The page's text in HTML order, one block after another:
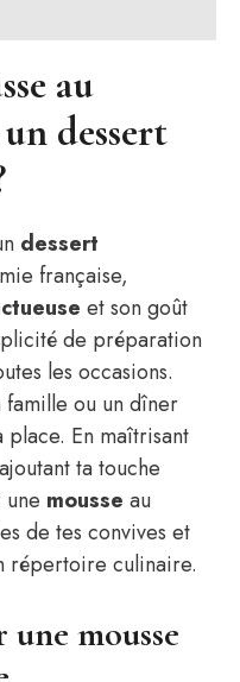
au
dessert
dessert
française,
et son goût
de préparation
les occasions.
ou un dîner
En maîtrisant
ta touche
mousse au
de tes convives et
répertoire culinaire.
mousse